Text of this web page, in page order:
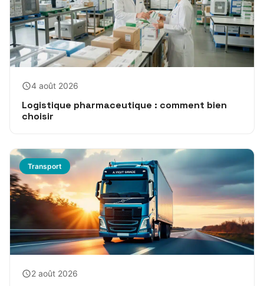
4 août 2026
Logistique pharmaceutique : comment bien
choisir
Transport
2 août 2026